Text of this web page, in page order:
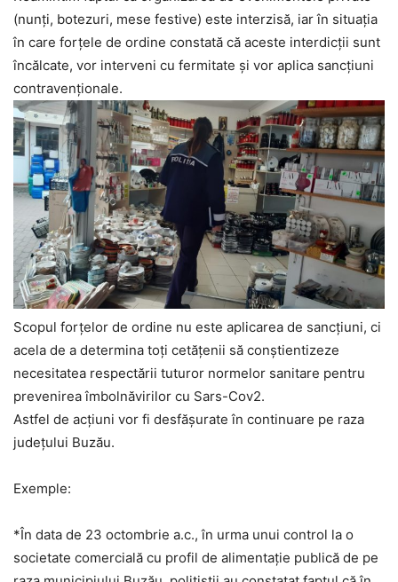
(nunți, botezuri, mese festive) este interzisă, iar în situația
în care forțele de ordine constată că aceste interdicții sunt
încălcate, vor interveni cu fermitate și vor aplica sancțiuni
contravenționale.
Scopul forțelor de ordine nu este aplicarea de sancţiuni, ci
acela de a determina toți cetățenii să conștientizeze
necesitatea respectării tuturor normelor sanitare pentru
prevenirea îmbolnăvirilor cu Sars-Cov2.
Astfel de acțiuni vor fi desfășurate în continuare pe raza
județului Buzău.
Exemple:
*În data de 23 octombrie a.c., în urma unui control la o
societate comercială cu profil de alimentație publică de pe